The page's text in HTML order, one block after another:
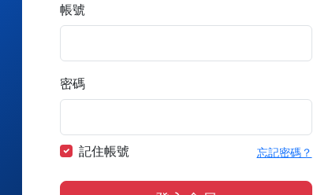
帳號
密碼
記住帳號 忘記密碼？